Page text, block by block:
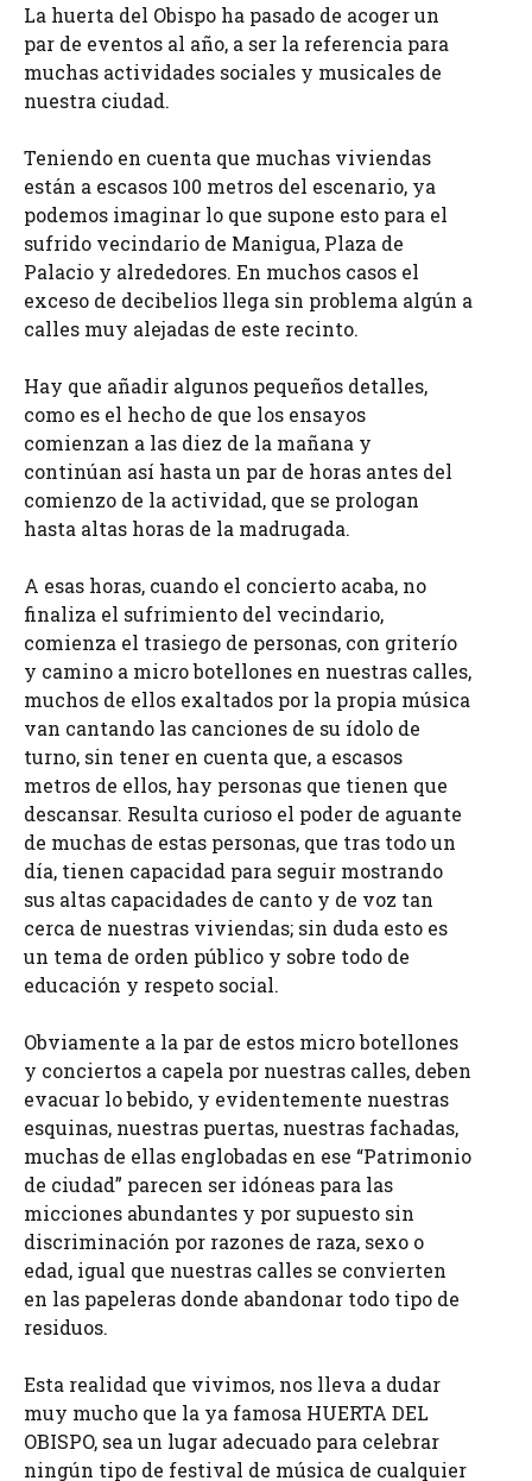
ce
b
o
o
k
ai
l
e
gr
m
at
s
p
p
k
e
n
p
y
n
k
La huerta del Obispo ha pasado de acoger un
par de eventos al año, a ser la referencia para
muchas actividades sociales y musicales de
nuestra ciudad.
Teniendo en cuenta que muchas viviendas
están a escasos 100 metros del escenario, ya
podemos imaginar lo que supone esto para el
sufrido vecindario de Manigua, Plaza de
Palacio y alrededores. En muchos casos el
exceso de decibelios llega sin problema algún a
calles muy alejadas de este recinto.
Hay que añadir algunos pequeños detalles,
como es el hecho de que los ensayos
comienzan a las diez de la mañana y
continúan así hasta un par de horas antes del
comienzo de la actividad, que se prologan
hasta altas horas de la madrugada.
A esas horas, cuando el concierto acaba, no
finaliza el sufrimiento del vecindario,
comienza el trasiego de personas, con griterío
y camino a micro botellones en nuestras calles,
muchos de ellos exaltados por la propia música
van cantando las canciones de su ídolo de
turno, sin tener en cuenta que, a escasos
metros de ellos, hay personas que tienen que
descansar. Resulta curioso el poder de aguante
de muchas de estas personas, que tras todo un
día, tienen capacidad para seguir mostrando
sus altas capacidades de canto y de voz tan
cerca de nuestras viviendas; sin duda esto es
un tema de orden público y sobre todo de
educación y respeto social.
Obviamente a la par de estos micro botellones
y conciertos a capela por nuestras calles, deben
evacuar lo bebido, y evidentemente nuestras
esquinas, nuestras puertas, nuestras fachadas,
muchas de ellas englobadas en ese “Patrimonio
de ciudad” parecen ser idóneas para las
micciones abundantes y por supuesto sin
discriminación por razones de raza, sexo o
edad, igual que nuestras calles se convierten
en las papeleras donde abandonar todo tipo de
residuos.
Esta realidad que vivimos, nos lleva a dudar
muy mucho que la ya famosa HUERTA DEL
OBISPO, sea un lugar adecuado para celebrar
ningún tipo de festival de música de cualquier